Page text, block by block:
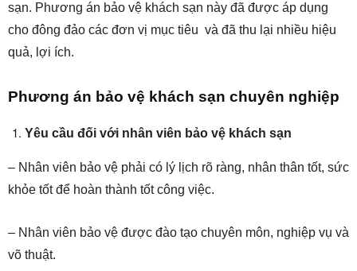
sạn. Phương án bảo vệ khách sạn này đã được áp dụng
cho đông đảo các đơn vị mục tiêu và đã thu lại nhiều hiệu
quả, lợi ích.
Phương án bảo vệ khách sạn chuyên nghiệp
Yêu cầu đối với nhân viên bảo vệ khách sạn
– Nhân viên bảo vệ phải có lý lịch rõ ràng, nhân thân tốt, sức
khỏe tốt để hoàn thành tốt công việc.
– Nhân viên bảo vệ được đào tạo chuyên môn, nghiệp vụ và
võ thuật.